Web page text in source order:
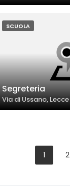
SCUOLA
Segreteria
Via di Ussano, Lecce
1 2